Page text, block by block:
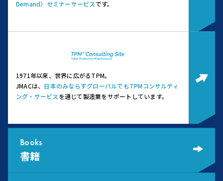
Demand）セミナーサービスです。
1971年以来、世界に広がるTPM。
JMACは、 日本のみならずグローバルでもTPMコンサルティ
ング・サービス を通じて製造業をサポートしています。
Books
書籍